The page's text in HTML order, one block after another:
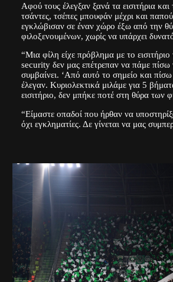
Αφού τους έλεγξαν ξανά τα εισιτήρια
τσάντες, τσέπες μπουφάν μέχρι και
εγκλώβισαν σε έναν χώρο έξω από την
φιλοξενουμένων, χωρίς να υπάρχει
“Μια φίλη είχε πρόβλημα με το
security δεν μας επέτρεπαν να πάμε πίσω
συμβαίνει. ‘Από αυτό το σημείο και πίσω
έλεγαν. Κυριολεκτικά μιλάμε για 5
εισιτήριο, δεν μπήκε ποτέ στη θύρα των
“Είμαστε οπαδοί που ήρθαν να
όχι εγκληματίες. Δε γίνεται να μας